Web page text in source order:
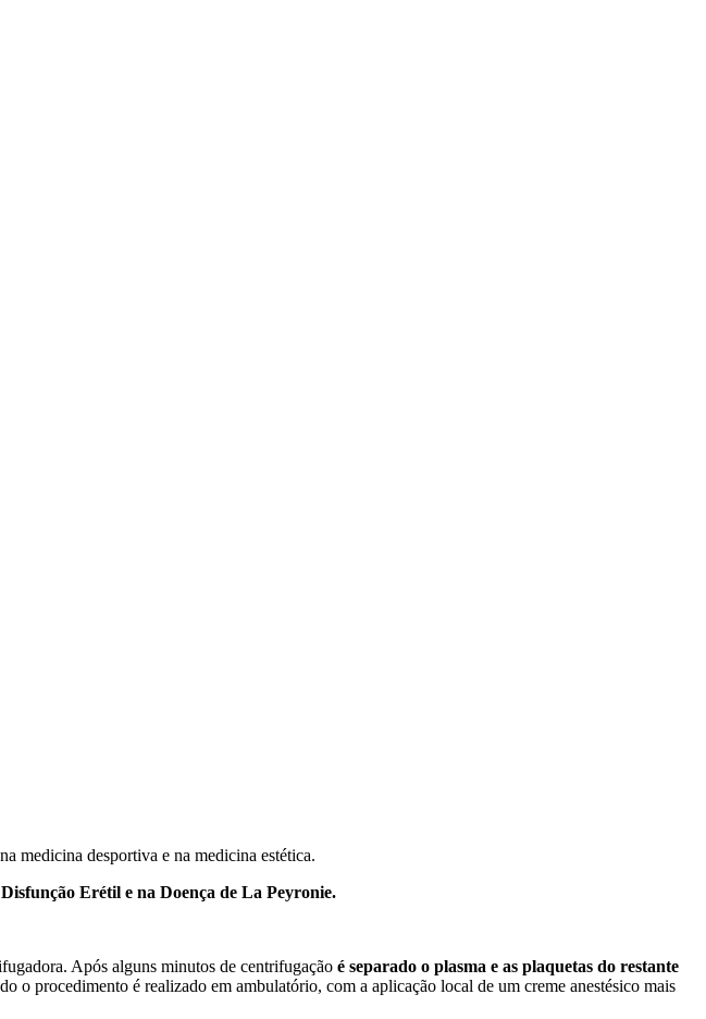
medicina desportiva e na medicina estética.
Disfunção Erétil e na Doença de La Peyronie.
Após alguns minutos de centrifugação é separado o plasma e as plaquetas do restante
o procedimento é realizado em ambulatório, com a aplicação local de um creme anestésico mais